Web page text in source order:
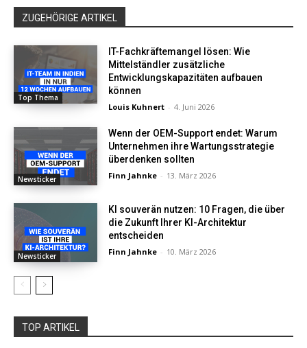
ZUGEHÖRIGE ARTIKEL
Top Thema
IT-Fachkräftemangel lösen: Wie
Mittelständler zusätzliche
Entwicklungskapazitäten aufbauen
können
Louis Kuhnert - 4. Juni 2026
Newsticker
Wenn der OEM-Support endet: Warum
Unternehmen ihre Wartungsstrategie
überdenken sollten
Finn Jahnke - 13. März 2026
Newsticker
KI souverän nutzen: 10 Fragen, die über
die Zukunft Ihrer KI-Architektur
entscheiden
Finn Jahnke - 10. März 2026
TOP ARTIKEL